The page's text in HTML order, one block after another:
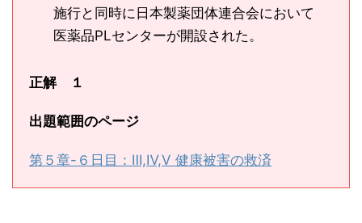
施行と同時に日本製薬団体連合会において
医薬品PLセンターが開設された。
正解 １
出題範囲のページ
第５章-６日目：Ⅲ,Ⅳ,Ⅴ 健康被害の救済